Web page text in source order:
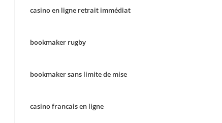
casino en ligne retrait immédiat
bookmaker rugby
bookmaker sans limite de mise
casino francais en ligne